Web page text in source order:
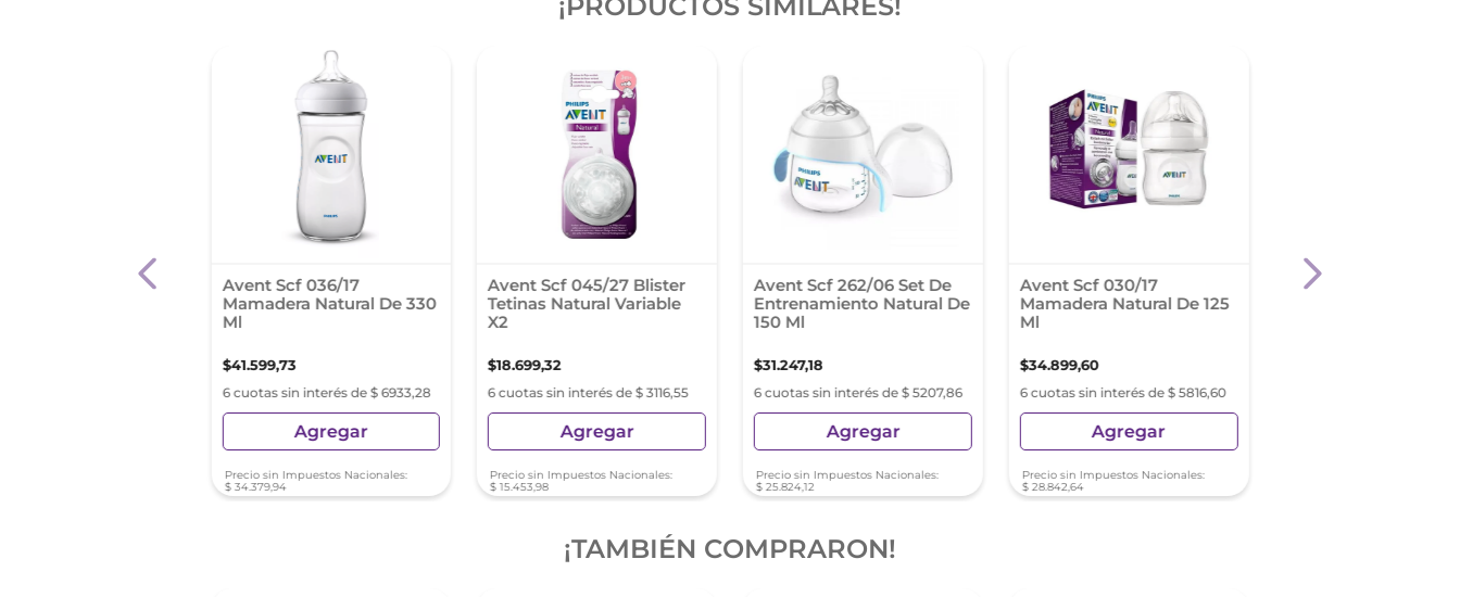
Scf 631/27 Blister
Avent Scf 036/17
Mamadera Natural De 330
Ml
$41.599,73
6 cuotas sin interés de $ 6933,28
Agregar
Precio sin Impuestos Nacionales:
$ 34.379,94
Avent Scf 045/27 Blister
Tetinas Natural Variable
X2
$18.699,32
6 cuotas sin interés de $ 3116,55
Agregar
Precio sin Impuestos Nacionales:
$ 15.453,98
Avent Scf 262/06 Set De
Entrenamiento Natural De
150 Ml
$31.247,18
6 cuotas sin interés de $ 5207,86
Agregar
Precio sin Impuestos Nacionales:
$ 25.824,12
Avent Scf 030/17
Mamadera Natural De 125
Ml
$34.899,60
6 cuotas sin interés de $ 5816,60
Agregar
Precio sin Impuestos Nacionales:
$ 28.842,64
Avent Classic 2
¡TAMBIÉN COMPRARON!